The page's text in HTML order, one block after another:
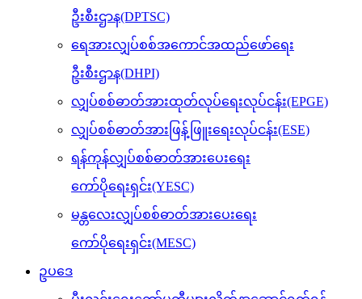
ဦးစီးဌာန(DPTSC)
ရေအားလျှပ်စစ်အကောင်အထည်ဖော်ရေး
ဦးစီးဌာန(DHPI)
လျှပ်စစ်ဓာတ်အားထုတ်လုပ်ရေးလုပ်ငန်း(EPGE)
လျှပ်စစ်ဓာတ်အားဖြန့်ဖြူးရေးလုပ်ငန်း(ESE)
ရန်ကုန်လျှပ်စစ်ဓာတ်အားပေးရေး
ကော်ပိုရေးရှင်း(YESC)
မန္တလေးလျှပ်စစ်ဓာတ်အားပေးရေး
ကော်ပိုရေးရှင်း(MESC)
ဥပဒေ